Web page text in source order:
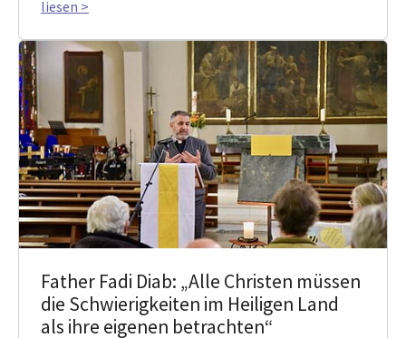
liesen >
Father Fadi Diab: „Alle Christen müssen
die Schwierigkeiten im Heiligen Land
als ihre eigenen betrachten“